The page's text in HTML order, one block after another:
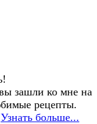
зашли ко мне на
рецепты.
Узнать больше...